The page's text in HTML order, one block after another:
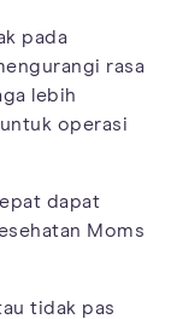
pada
rasa
lebih
operasi
dapat
Moms
tidak pas